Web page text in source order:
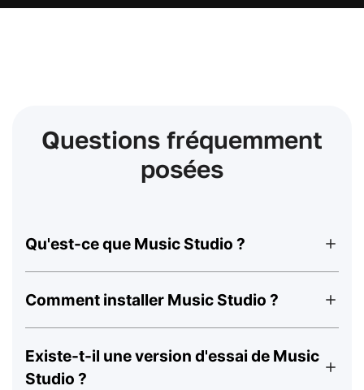
Questions fréquemment
posées
Qu'est-ce que Music Studio ?
Comment installer Music Studio ?
Existe-t-il une version d'essai de Music
Studio ?